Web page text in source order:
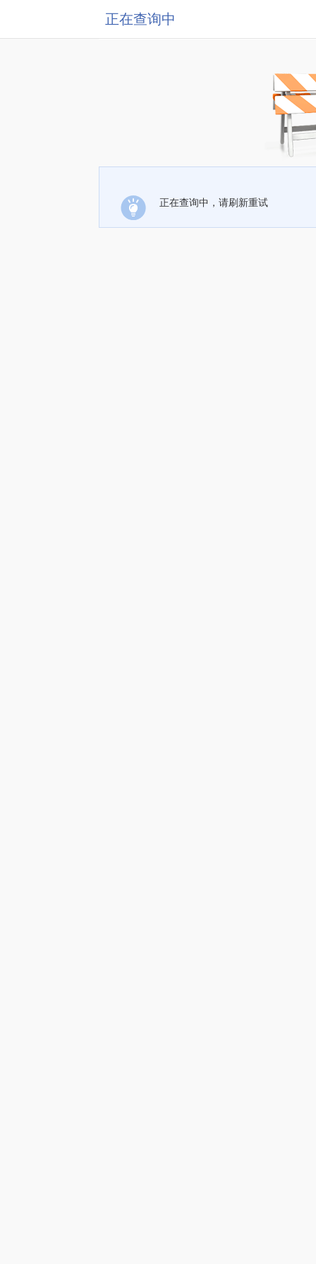
正在查询中
正在查询中，请刷新重试